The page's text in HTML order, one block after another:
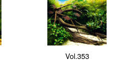
Vol.353